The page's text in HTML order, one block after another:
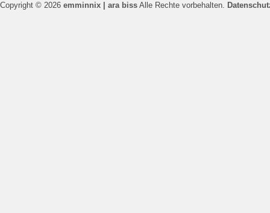
Copyright © 2026 emminnix | ara biss Alle Rechte vorbehalten.